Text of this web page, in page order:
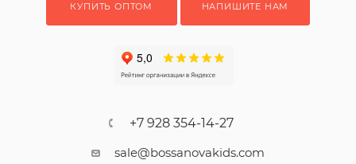
КУПИТЬ ОПТОМ НАПИШИТЕ НАМ
+7 928 354-14-27
sale@bossanovakids.com